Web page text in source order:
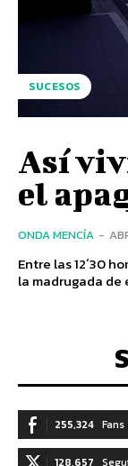
SUCESOS
Así
el
ONDA MENCÍA -
Entre las 12´30
la madrugada de
255,324 Fans
128,657